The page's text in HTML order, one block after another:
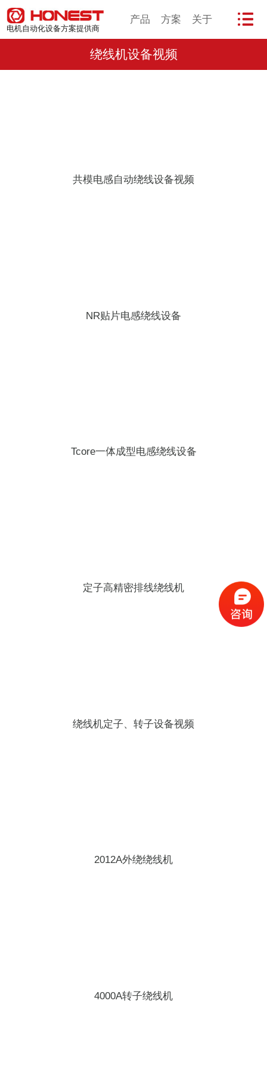
产品 方案 关于
电机自动化设备方案提供商
绕线机设备视频
共模电感自动绕线设备视频
NR贴片电感绕线设备
Tcore一体成型电感绕线设备
定子高精密排线绕线机
绕线机定子、转子设备视频
2012A外绕绕线机
4000A转子绕线机